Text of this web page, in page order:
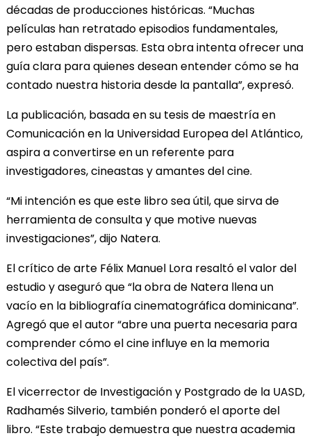
décadas de producciones históricas. “Muchas
películas han retratado episodios fundamentales,
pero estaban dispersas. Esta obra intenta ofrecer una
guía clara para quienes desean entender cómo se ha
contado nuestra historia desde la pantalla”, expresó.
La publicación, basada en su tesis de maestría en
Comunicación en la Universidad Europea del Atlántico,
aspira a convertirse en un referente para
investigadores, cineastas y amantes del cine.
“Mi intención es que este libro sea útil, que sirva de
herramienta de consulta y que motive nuevas
investigaciones”, dijo Natera.
El crítico de arte Félix Manuel Lora resaltó el valor del
estudio y aseguró que “la obra de Natera llena un
vacío en la bibliografía cinematográfica dominicana”.
Agregó que el autor “abre una puerta necesaria para
comprender cómo el cine influye en la memoria
colectiva del país”.
El vicerrector de Investigación y Postgrado de la UASD,
Radhamés Silverio, también ponderó el aporte del
libro. “Este trabajo demuestra que nuestra academia